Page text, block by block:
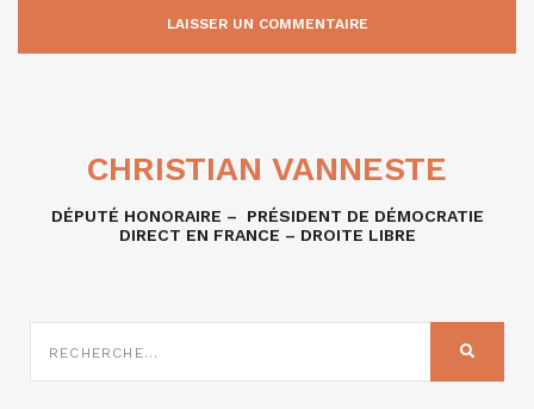
CHRISTIAN VANNESTE
DÉPUTÉ HONORAIRE – PRÉSIDENT DE DÉMOCRATIE
DIRECT EN FRANCE – DROITE LIBRE
SUR